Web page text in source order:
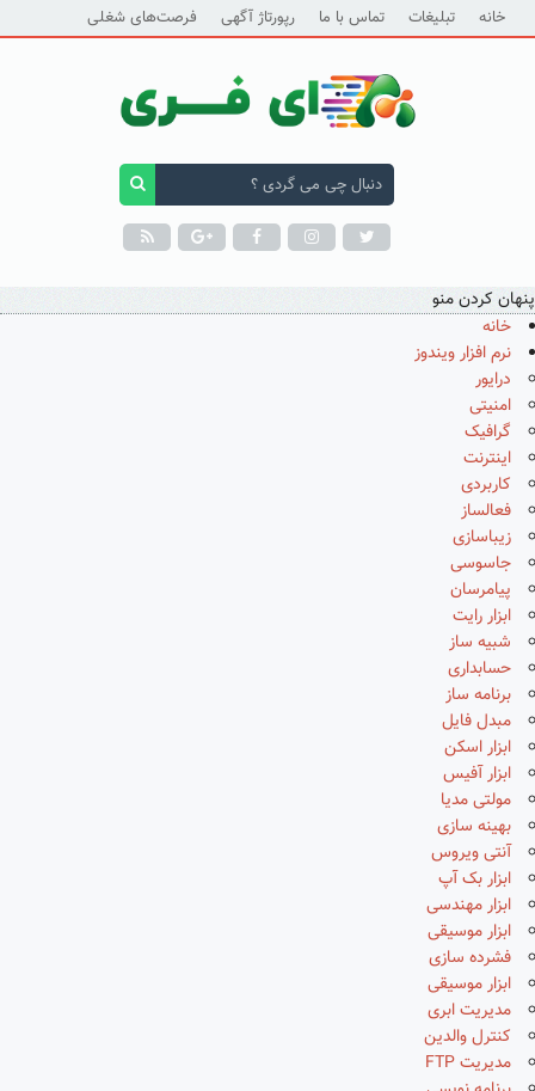
خانه تبلیغات تماس با ما رپورتاژ آگهی فرصت‌های شغلی
پنهان کردن منو
خانه
نرم افزار ویندوز
درایور
امنیتی
گرافیک
اینترنت
کاربردی
فعالساز
زیباسازی
جاسوسی
پیامرسان
ابزار رایت
شبیه ساز
حسابداری
برنامه ساز
مبدل فایل
ابزار اسکن
ابزار آفیس
مولتی مدیا
بهینه سازی
آنتی ویروس
ابزار بک آپ
ابزار مهندسی
ابزار موسیقی
فشرده سازی
ابزار موسیقی
مدیریت ابری
کنترل والدین
مدیریت FTP